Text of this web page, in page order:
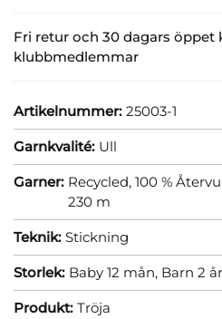
Fri retur och 30 dagars öppet
klubbmedlemmar
Artikelnummer: 25003-1
Garnkvalité: Ull
Garner: Recycled, 100 %
230 m
Teknik: Stickning
Storlek: Baby 12 mån, Barn 2
Produkt: Tröja